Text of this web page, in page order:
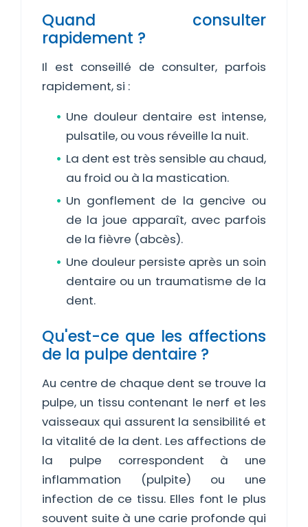
Quand consulter
rapidement ?
Il est conseillé de consulter, parfois
rapidement, si :
Une douleur dentaire est intense,
pulsatile, ou vous réveille la nuit.
La dent est très sensible au chaud,
au froid ou à la mastication.
Un gonflement de la gencive ou
de la joue apparaît, avec parfois
de la fièvre (abcès).
Une douleur persiste après un soin
dentaire ou un traumatisme de la
dent.
Qu'est-ce que les affections
de la pulpe dentaire ?
Au centre de chaque dent se trouve la
pulpe, un tissu contenant le nerf et les
vaisseaux qui assurent la sensibilité et
la vitalité de la dent. Les affections de
la pulpe correspondent à une
inflammation (pulpite) ou une
infection de ce tissu. Elles font le plus
souvent suite à une carie profonde qui